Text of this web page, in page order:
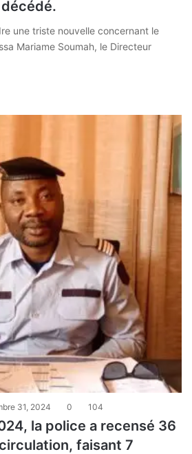
une triste nouvelle concernant le
Mariame Soumah, le Directeur
31, 2024 0 104
la police a recensé 36
faisant 7